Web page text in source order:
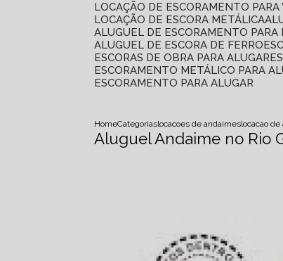
LOCAÇÃO DE ESCORAMENTO PARA
LOCAÇÃO DE ESCORA METÁLICA
ALUGUEL DE ESCORAMENTO PARA
ALUGUEL DE ESCORA DE FERRO
ESCORAS DE OBRA PARA ALUGAR
ESCORAMENTO METÁLICO PARA
ESCORAMENTO PARA ALUGAR
HomeCategoriaslocacoes de andaimeslocacao
Aluguel Andaime no Rio